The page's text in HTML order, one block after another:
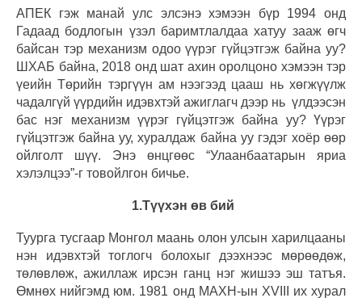
АПЕК гэж манай улс элсэнэ хэмээн бүр 1994 онд
Гадаад бодлогын үзэл баримтлалдаа хатуу зааж өгч
байсан тэр механизм одоо үүрэг гүйцэтгэж байна уу?
ШХАБ байна, 2018 онд шат ахин оролцоно хэмээн тэр
үеийн Төрийн тэргүүн ам нээгээд цааш нь хөгжүүлж
чадалгүй үүрдийн идэвхтэй ажиглагч дээр нь үлдээсэн
бас нэг механизм үүрэг гүйцэтгэж байна уу? Үүрэг
гүйцэтгэж байна уу, хуралдаж байна уу гэдэг хоёр өөр
ойлголт шүү. Энэ өнцгөөс “Улаанбаатарын яриа
хэлэлцээ”-г товойлгон бичье.
1.Түүхэн өв бий
Туурга тусгаар Монгол маань олон улсын харилцааны
нэн идэвхтэй тоглогч болохыг дээхнээс мөрөөдөж,
төлөвлөж, ажиллаж ирсэн ганц нэг жишээ эш татъя.
Өмнөх нийгэмд юм. 1981 онд МАХН-ын XVIII их хурал